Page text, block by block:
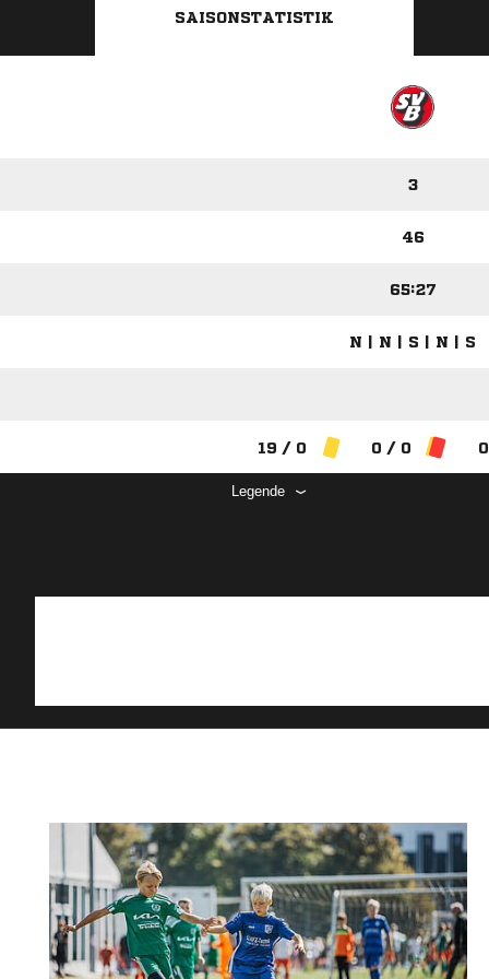
SAISONSTATISTIK
3
46
65:27
N | N | S | N | S
19 / 0 0 / 0
Legende